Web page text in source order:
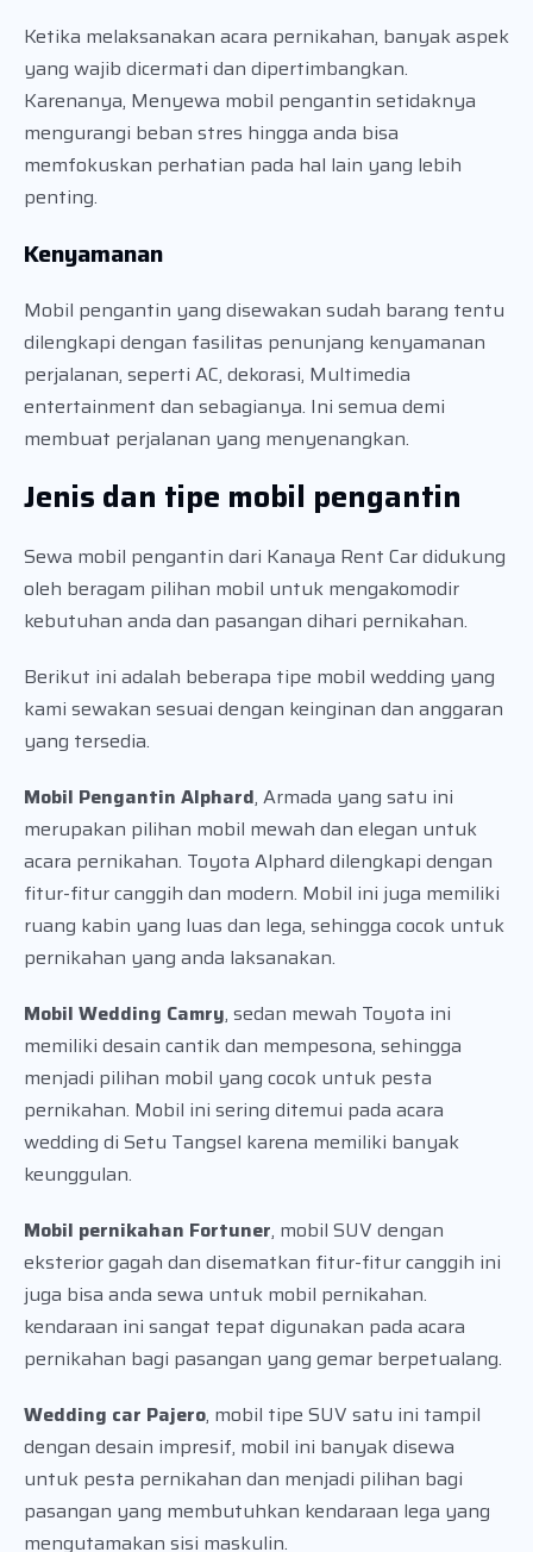
Ketika melaksanakan acara pernikahan, banyak aspek
yang wajib dicermati dan dipertimbangkan.
Karenanya, Menyewa mobil pengantin setidaknya
mengurangi beban stres hingga anda bisa
memfokuskan perhatian pada hal lain yang lebih
penting.
Kenyamanan
Mobil pengantin yang disewakan sudah barang tentu
dilengkapi dengan fasilitas penunjang kenyamanan
perjalanan, seperti AC, dekorasi, Multimedia
entertainment dan sebagianya. Ini semua demi
membuat perjalanan yang menyenangkan.
Jenis dan tipe mobil pengantin
Sewa mobil pengantin dari Kanaya Rent Car didukung
oleh beragam pilihan mobil untuk mengakomodir
kebutuhan anda dan pasangan dihari pernikahan.
Berikut ini adalah beberapa tipe mobil wedding yang
kami sewakan sesuai dengan keinginan dan anggaran
yang tersedia.
Mobil Pengantin Alphard, Armada yang satu ini
merupakan pilihan mobil mewah dan elegan untuk
acara pernikahan. Toyota Alphard dilengkapi dengan
fitur-fitur canggih dan modern. Mobil ini juga memiliki
ruang kabin yang luas dan lega, sehingga cocok untuk
pernikahan yang anda laksanakan.
Mobil Wedding Camry, sedan mewah Toyota ini
memiliki desain cantik dan mempesona, sehingga
menjadi pilihan mobil yang cocok untuk pesta
pernikahan. Mobil ini sering ditemui pada acara
wedding di Setu Tangsel karena memiliki banyak
keunggulan.
Mobil pernikahan Fortuner, mobil SUV dengan
eksterior gagah dan disematkan fitur-fitur canggih ini
juga bisa anda sewa untuk mobil pernikahan.
kendaraan ini sangat tepat digunakan pada acara
pernikahan bagi pasangan yang gemar berpetualang.
Wedding car Pajero, mobil tipe SUV satu ini tampil
dengan desain impresif, mobil ini banyak disewa
untuk pesta pernikahan dan menjadi pilihan bagi
pasangan yang membutuhkan kendaraan lega yang
mengutamakan sisi maskulin.